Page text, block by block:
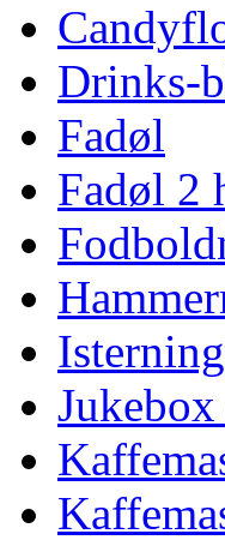
Drinks-
Fadøl
Fadøl 2